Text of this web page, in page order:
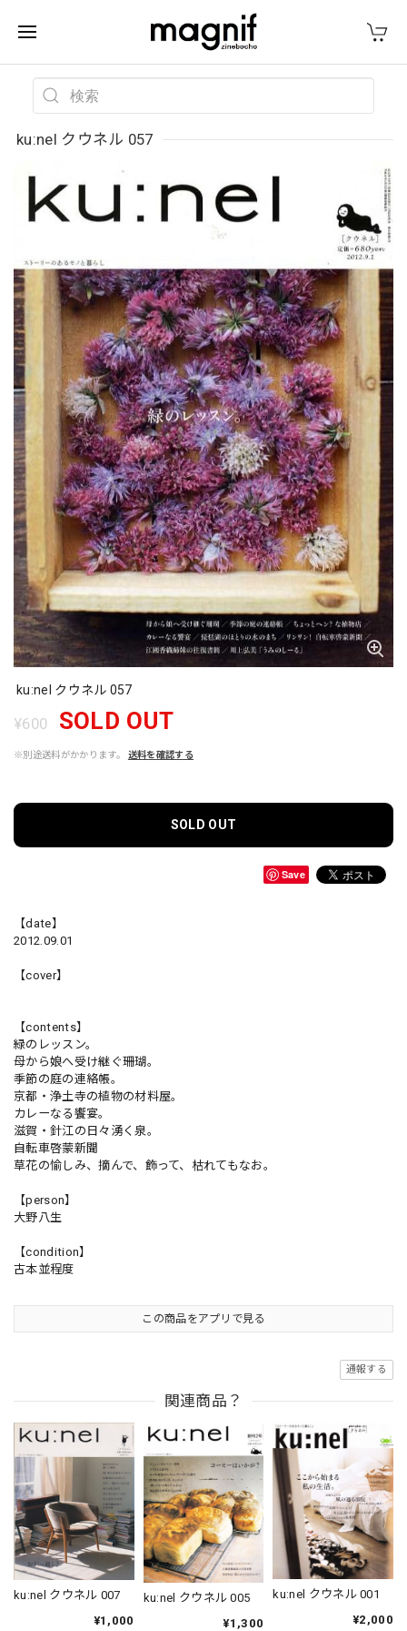
ku:nel クウネル 057
ku:nel クウネル 057
¥600 SOLD OUT
※別途送料がかかります。 送料を確認する
SOLD OUT
Save
【date】
2012.09.01
【cover】
【contents】
緑のレッスン。
母から娘へ受け継ぐ珊瑚。
季節の庭の連絡帳。
京都・浄土寺の植物の材料屋。
カレーなる饗宴。
滋賀・針江の日々湧く泉。
自転車啓蒙新聞
草花の愉しみ、摘んで、飾って、枯れてもなお。
【person】
大野八生
【condition】
古本並程度
この商品をアプリで見る
通報する
関連商品？
ku:nel クウネル 007
¥1,000
ku:nel クウネル 005
¥1,300
ku:nel クウネル 001
¥2,000